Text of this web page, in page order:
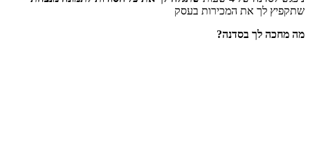
שתקפיץ לך את המכירות בעסק
מה מחכה לך בסדנה?